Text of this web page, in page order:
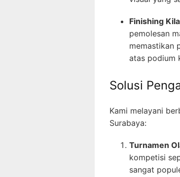
Finishing
pemolesan
memastikan
atas podium
Solusi
Kami melayani
Surabaya:
Turnamen
kompetisi
sangat